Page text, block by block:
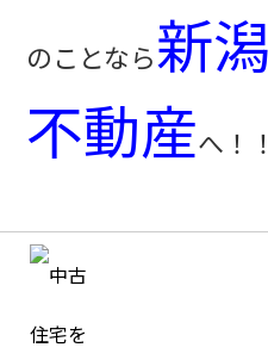
のことなら新
不動産へ！！